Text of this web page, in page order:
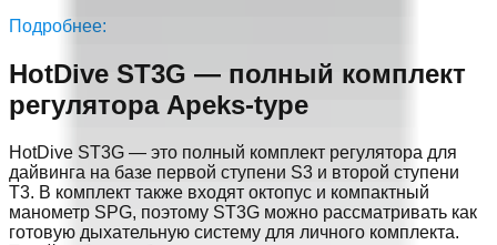
Подробнее:
HotDive ST3G — полный комплект
регулятора Apeks-type
HotDive ST3G — это полный комплект регулятора для
дайвинга на базе первой ступени S3 и второй ступени
T3. В комплект также входят октопус и компактный
манометр SPG, поэтому ST3G можно рассматривать как
готовую дыхательную систему для личного комплекта.